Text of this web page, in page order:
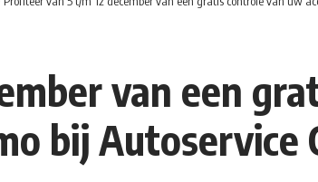
van een
bij Autoservice